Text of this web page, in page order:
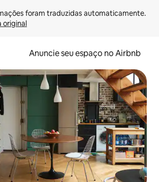
original
Anuncie seu espaço no Airbnb